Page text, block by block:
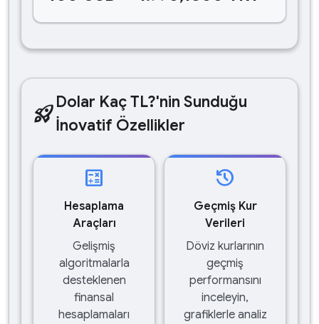
rocket_launchDolar Kaç TL?'nin Sunduğu
İnovatif Özellikler
calculate
Hesaplama
Araçları
Gelişmiş
algoritmalarla
desteklenen
finansal
hesaplamaları
history
Geçmiş Kur
Verileri
Döviz kurlarının
geçmiş
performansını
inceleyin,
grafiklerle analiz